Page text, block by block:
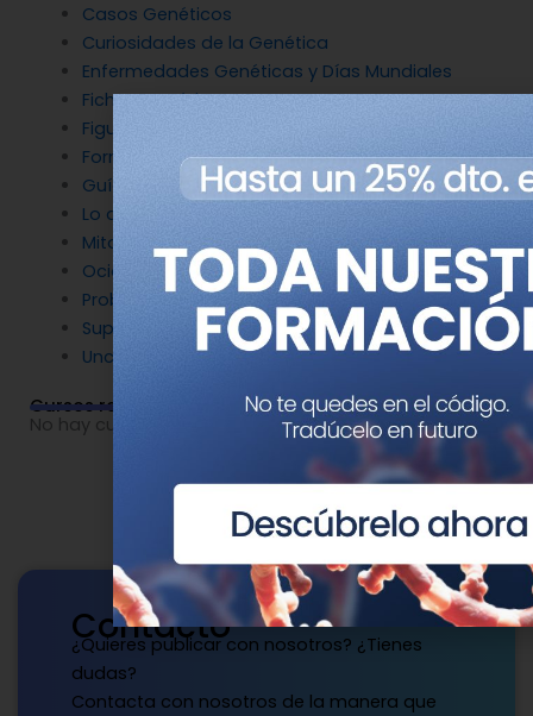
Casos Genéticos
Curiosidades de la Genética
Enfermedades Genéticas y Días Mundiales
Fichas Genéticas
Figuras de la Genética
Formación
Guías
Lo que nos hace humanos
Mitos destruidos por la Genética
Ocio y Genética
Problemas de genética
Superpoderes Genéticos
Uncategorized
Cursos relacionados
No hay cursos relacionados o imágenes disponibles.
Contacto
¿Quieres publicar con nosotros? ¿Tienes
dudas?
Contacta con nosotros de la manera que